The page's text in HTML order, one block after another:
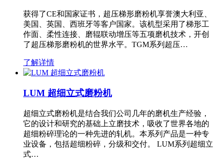
获得了CE和国家证书，超压梯形磨粉机享誉澳大利亚、
美国、英国、西班牙等客户国家。该机型采用了梯形工
作面、柔性连接、磨辊联动增压等五项磨机技术，开创
了超压梯形磨粉机的世界水平。TGM系列超压…
了解详情
LUM 超细立式磨粉机
超细立式磨粉机是结合我们公司几年的磨机生产经验，
它的设计和研究的基础上立磨技术，吸收了世界各地的
超细粉碎理论的一种先进的轧机。本系列产品是一种专
业设备，包括超细粉碎，分级和交付。 LUM系列超细立
式…